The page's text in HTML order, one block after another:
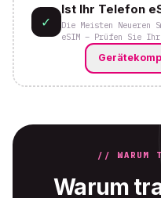
✓
Ist Ihr Telefon
Die Meisten Neueren
eSIM – Prüfen Sie
// WARUM
Warum